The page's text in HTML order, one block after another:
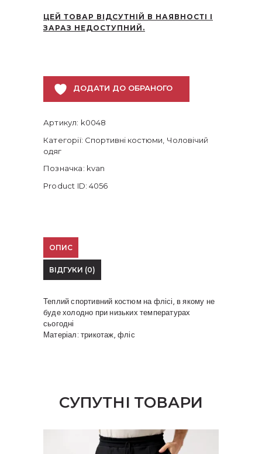
ЦЕЙ ТОВАР ВІДСУТНІЙ В НАЯВНОСТІ І
ЗАРАЗ НЕДОСТУПНИЙ.
ДОДАТИ ДО ОБРАНОГО
Артикул: k0048
Категорії: Спортивні костюми Чоловічий
одяг
Позначка: kvan
Product ID:4056
ОПИС
ВІДГУКИ (0)
Теплий спортивний костюм на флісі, в якому не
буде холодно при низьких температурах
сьогодні
Матеріал: трикотаж, фліс
СУПУТНІ ТОВАРИ